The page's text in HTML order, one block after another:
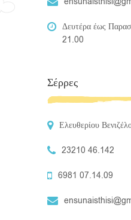
Δευτέρα έως
21.00
Σέρρες
Ελευθερίου
23210 46.142
6981 07.14.09